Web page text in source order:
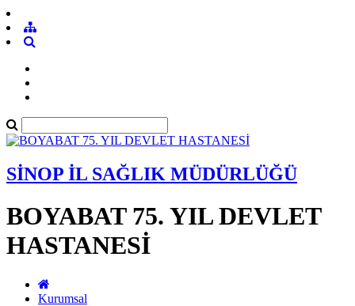
SİNOP İL SAĞLIK MÜDÜRLÜĞÜ
BOYABAT 75. YIL DEVLET
HASTANESİ
Kurumsal